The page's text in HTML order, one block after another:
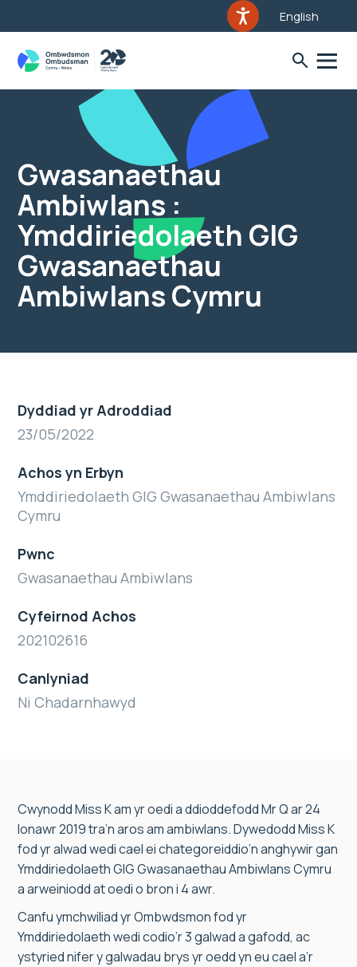
English
Gwasanaethau
Ambiwlans :
Ymddiriedolaeth GIG
Gwasanaethau
Ambiwlans Cymru
Dyddiad yr Adroddiad
23/05/2022
Achos yn Erbyn
Ymddiriedolaeth GIG Gwasanaethau Ambiwlans
Cymru
Pwnc
Gwasanaethau Ambiwlans
Cyfeirnod Achos
202102616
Canlyniad
Ni Chadarnhawyd
Cwynodd Miss K am yr oedi a ddioddefodd Mr Q ar 24
Ionawr 2019 tra’n aros am ambiwlans. Dywedodd Miss K
fod yr alwad wedi cael ei chategoreiddio’n anghywir gan
Ymddiriedolaeth GIG Gwasanaethau Ambiwlans Cymru
a arweiniodd at oedi o bron i 4 awr.
Canfu ymchwiliad yr Ombwdsmon fod yr
Ymddiriedolaeth wedi codio’r 3 galwad a gafodd, ac
ystyried nifer y galwadau brys yr oedd yn eu cael a’r